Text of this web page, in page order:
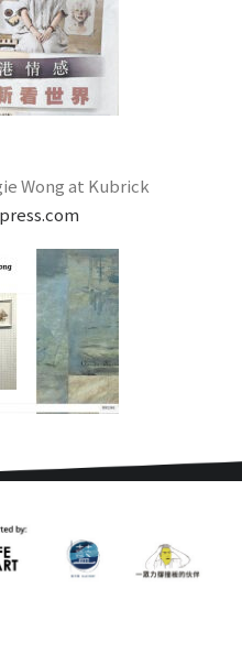
Wong at Kubrick